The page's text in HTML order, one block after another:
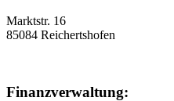
Marktstr. 16
85084 Reichertshofen
Finanzverwaltung: